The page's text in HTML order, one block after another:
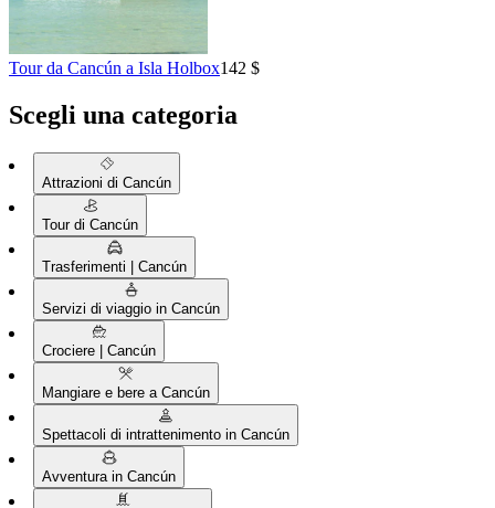
Tour da Cancún a Isla Holbox142 $
Scegli una categoria
Attrazioni di Cancún
Tour di Cancún
Trasferimenti | Cancún
Servizi di viaggio in Cancún
Crociere | Cancún
Mangiare e bere a Cancún
Spettacoli di intrattenimento in Cancún
Avventura in Cancún